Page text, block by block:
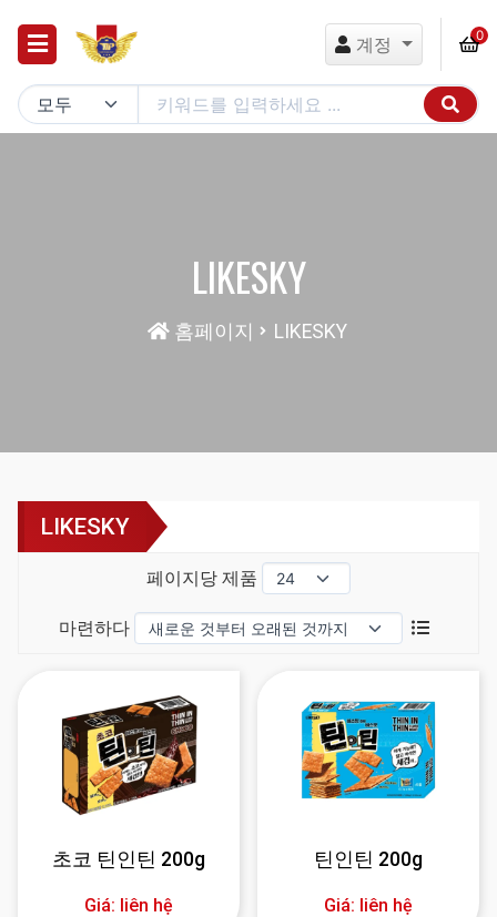
계정 0
LIKESKY
홈페이지 LIKESKY
LIKESKY
페이지당 제품
마련하다
초코 틴인틴 200g
Giá: liên hệ
틴인틴 200g
Giá: liên hệ